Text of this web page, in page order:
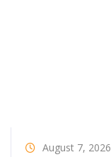
August 7, 2026